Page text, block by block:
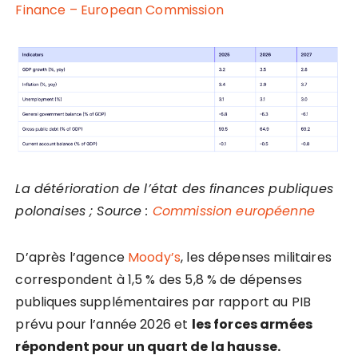
Finance – European Commission
La détérioration de l’état des finances publiques
polonaises ; Source : Commission européenne
D’après l’agence Moody’s, les dépenses militaires
correspondent à 1,5 % des 5,8 % de dépenses
publiques supplémentaires par rapport au PIB
prévu pour l’année 2026 et les forces armées
répondent pour un quart de la hausse.